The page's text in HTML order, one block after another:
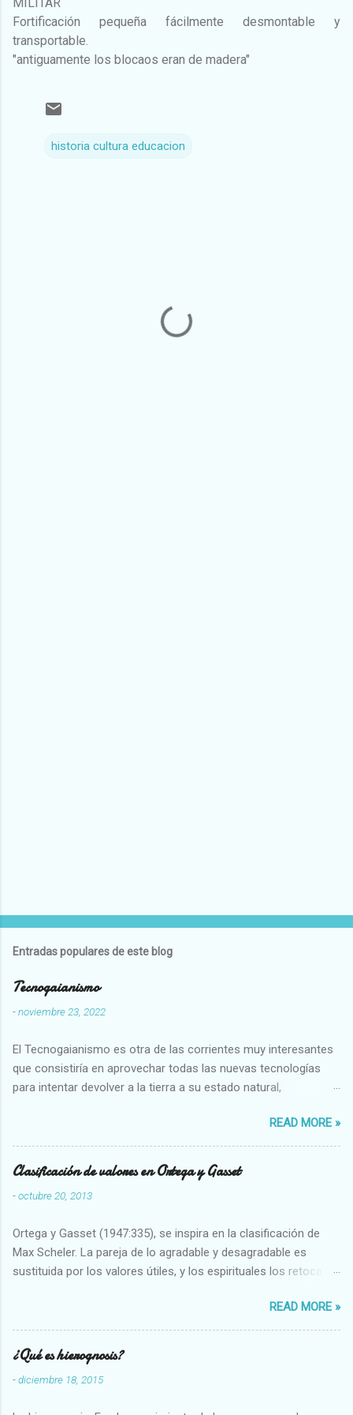
Fortificación pequeña fácilmente desmontable y
transportable.
"antiguamente los blocaos eran de madera"
historia cultura educacion
Entradas populares de este blog
Tecnogaianismo
-noviembre 23, 2022
El Tecnogaianismo es otra de las corrientes muy interesantes
que consistiría en aprovechar todas las nuevas tecnologías
para intentar devolver a la tierra a su estado natural,
READ MORE »
Clasificación de valores en Ortega y Gasset
-octubre 20, 2013
Ortega y Gasset (1947:335), se inspira en la clasificación de
Max Scheler. La pareja de lo agradable y desagradable es
sustituida por los valores útiles, y los espirituales los retoca.
Abundante-Escaso,etc 2 VITALES Sano-Enfermo Selecto-
Vulgar Enérgico-Inerte Fuerte-Débil,etc. 3 ESPIRITUALES a)
Intelectuales Conocimiento-Error Exacto-Aproximado
Evidente-Probable,etc b) Morales Bueno-malo Bondadoso-
malvado Justo-Injusto Escrupuloso-Relajado Leal-Desleal,etc.
READ MORE »
¿Qué es hierognosis?
-diciembre 18, 2015